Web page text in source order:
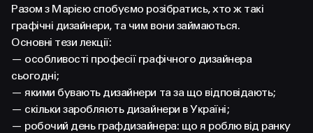
FACEBOOK LINKEDIN
Разом з Марією спобуємо розібратись, хто ж такі
графічні дизайнери, та чим вони займаються.
Основні тези лекції:
— особливості професії графічного дизайнера
сьогодні;
— якими бувають дизайнери та за що відповідають;
— скільки заробляють дизайнери в Україні;
— робочий день графдизайнера: що я роблю від ранку